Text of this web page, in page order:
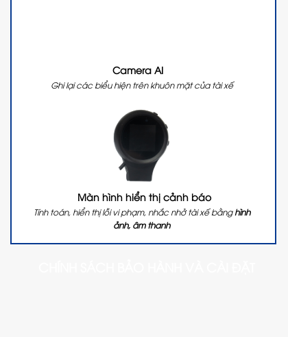
Camera AI
Ghi lại các biểu hiện trên khuôn mặt của tài xế
Màn hình hiển thị cảnh báo
Tính toán, hiển thị lỗi vi phạm, nhắc nhở tài xế bằnghình
ảnh, âm thanh